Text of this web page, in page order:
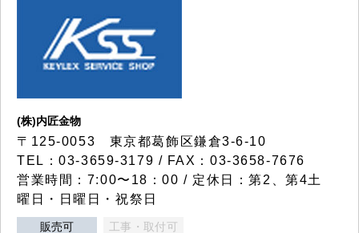
(株)内匠金物
〒125-0053 東京都葛飾区鎌倉3-6-10
TEL：03-3659-3179 / FAX：03-3658-7676
営業時間：7:00〜18：00 / 定休日：第2、第4土
曜日・日曜日・祝祭日
販売可 工事・取付可